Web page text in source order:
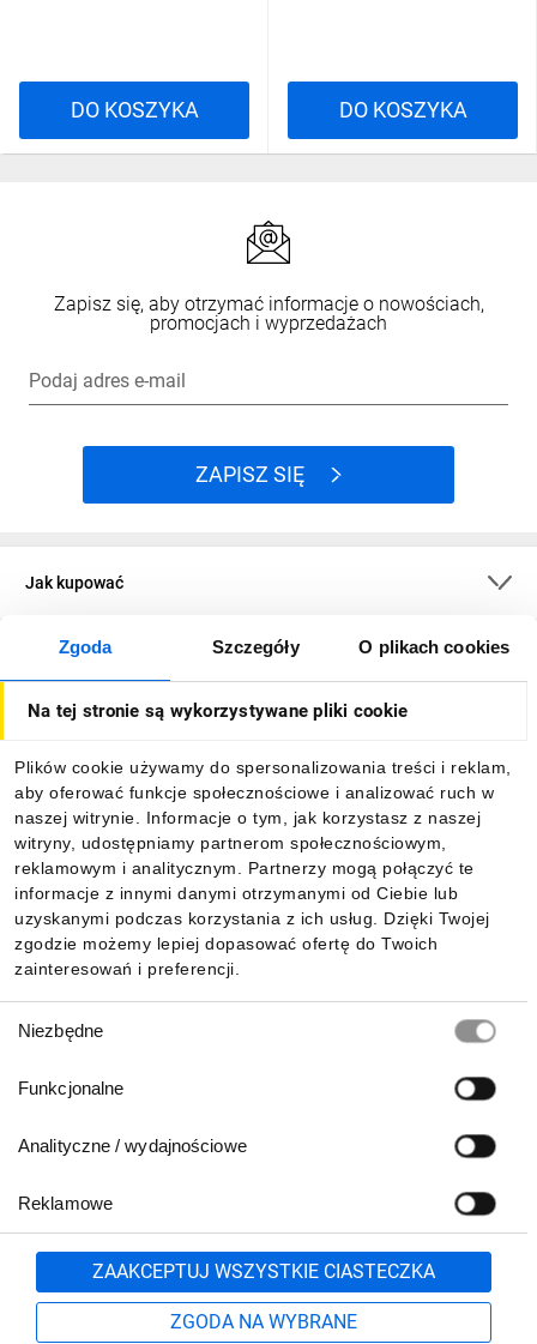
Zgoda Szczegóły O plikach cookies
Na tej stronie są wykorzystywane pliki cookie
Plików cookie używamy do spersonalizowania treści i reklam,
aby oferować funkcje społecznościowe i analizować ruch w
naszej witrynie. Informacje o tym, jak korzystasz z naszej
witryny, udostępniamy partnerom społecznościowym,
reklamowym i analitycznym. Partnerzy mogą połączyć te
informacje z innymi danymi otrzymanymi od Ciebie lub
uzyskanymi podczas korzystania z ich usług. Dzięki Twojej
zgodzie możemy lepiej dopasować ofertę do Twoich
zainteresowań i preferencji.
zgody
Niezbędne
Funkcjonalne
Analityczne / wydajnościowe
Reklamowe
ZAAKCEPTUJ WSZYSTKIE CIASTECZKA
ZGODA NA WYBRANE
DO KOSZYKA DO KOSZYKA
Zapisz się, aby otrzymać informacje o nowościach,
promocjach i wyprzedażach
Podaj adres e-mail
ZAPISZ SIĘ
Jak kupować
O firmie
Informacje
Pobierz naszą aplikację mobilną:
801 500 700 lub
71 37 61 600
Formularz kontaktowy